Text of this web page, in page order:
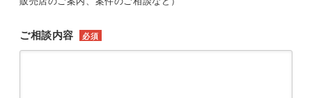
ご相談内容 必須